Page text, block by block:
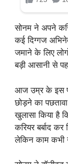
सोनम ने अपने
कई दिग्गज
जमाने के लिए
बड़ी आसानी से
आज उम्र के इस
छोड़ने का
खुलासा किया है
करियर बर्बाद कर
लेकिन काम कभी